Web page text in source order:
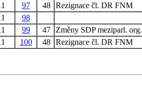
97 48 Rezignace čl. DR FNM
98
99 47
Změny SDP meziparl. org.
100 48 Rezignace čl. DR FNM